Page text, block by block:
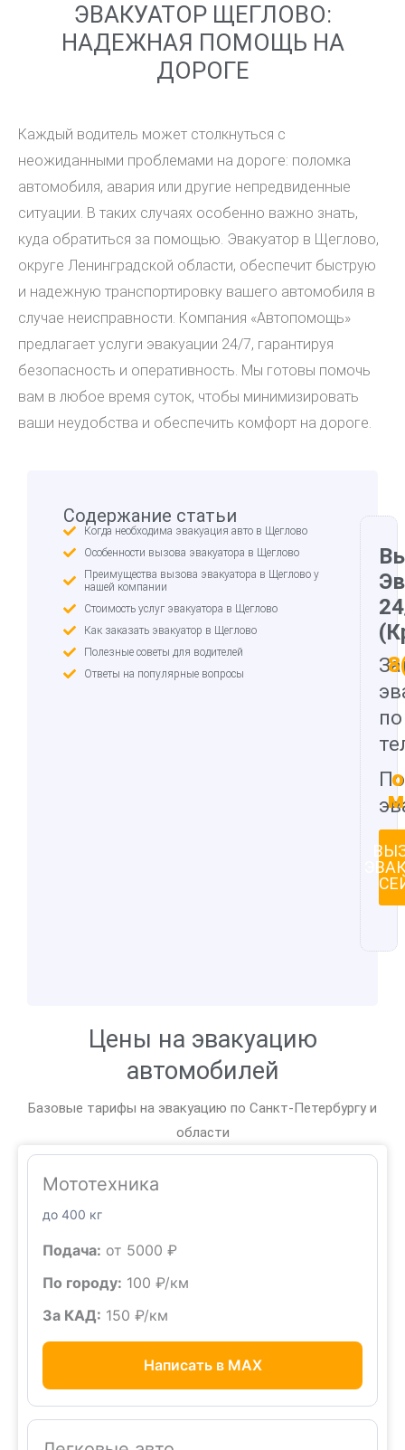
ЭВАКУАТОР ЩЕГЛОВО:
НАДЕЖНАЯ ПОМОЩЬ НА
ДОРОГЕ
Каждый водитель может столкнуться с
неожиданными проблемами на дороге: поломка
автомобиля, авария или другие непредвиденные
ситуации. В таких случаях особенно важно знать,
куда обратиться за помощью. Эвакуатор в Щеглово,
округе Ленинградской области, обеспечит быструю
и надежную транспортировку вашего автомобиля в
случае неисправности. Компания «Автопомощь»
предлагает услуги эвакуации 24/7, гарантируя
безопасность и оперативность. Мы готовы помочь
вам в любое время суток, чтобы минимизировать
ваши неудобства и обеспечить комфорт на дороге.
Содержание статьи
Когда необходима эвакуация авто в Щеглово
Особенности вызова эвакуатора в Щеглово
Преимущества вызова эвакуатора в Щеглово у
нашей компании
Стоимость услуг эвакуатора в Щеглово
Как заказать эвакуатор в Щеглово
Полезные советы для водителей
Ответы на популярные вопросы
по
Цены на эвакуацию
автомобилей
Базовые тарифы на эвакуацию по Санкт-Петербургу и
области
Мототехника
до 400 кг
Подача: от 5000 ₽
По городу: 100 ₽/км
За КАД: 150 ₽/км
Написать в MAX